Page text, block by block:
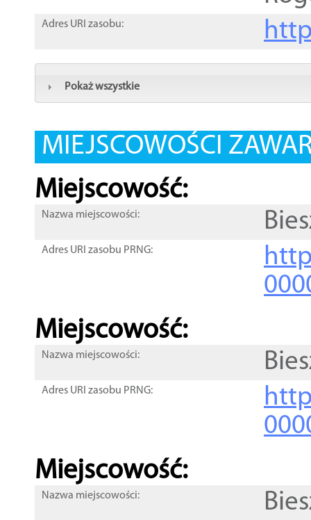
Adres URI zasobu:
Pokaż wszystkie
MIEJSCOWOŚCI
Miejscowość:
Nazwa miejscowości:
Adres URI zasobu PRNG:
Miejscowość:
Nazwa miejscowości:
Adres URI zasobu PRNG:
Miejscowość:
Nazwa miejscowości: